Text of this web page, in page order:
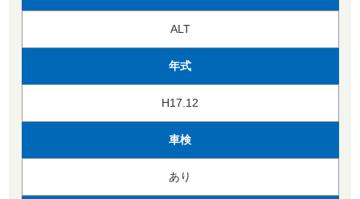
ALT
年式
H17.12
車検
あり